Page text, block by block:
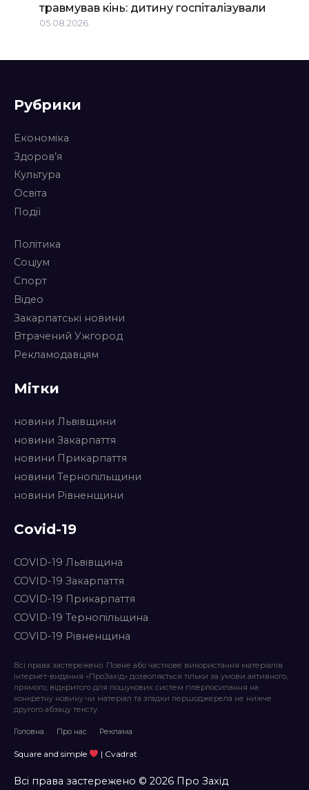
травмував кінь: дитину госпіталізували
05.08.2026
Рубрики
Економіка
Здоров’я
Культура
Освіта
Події
Політика
Соціум
Спорт
Відео
Закарпатські новини
Втрачений Ужгород
Рекламодавцям
Мітки
новини Львівщини
новини Закарпаття
новини Прикарпаття
новини Тернопільщини
новини Рівненщини
Covid-19
COVID-19 Львівщина
COVID-19 Закарпаття
COVID-19 Прикарпаття
COVID-19 Тернопільщина
COVID-19 Рівненщина
Всі права застережено. Повне або часткове використання матеріалів
інтернет-видання «ПроЗахід» дозволяється тільки за умови активного,
прямого, відкритого для пошукових систем гіперпосилання на
конкретну новину чи матеріал та згадки першоджерела не нижче
другого абзацу тексту.
Головна Про нас Реклама
Square and simple | Cvadrat
Всі права застережено © 2026 Про Захід